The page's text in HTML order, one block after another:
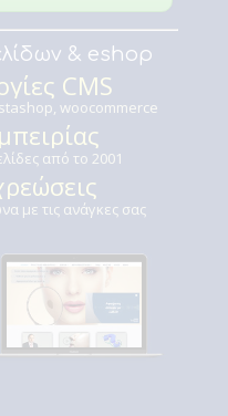
& eshop
CMS
woocommerce
από το 2001
με τις ανάγκες σας